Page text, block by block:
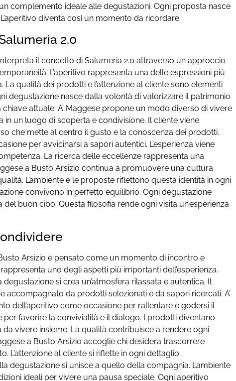
complemento ideale alle degustazioni. Ogni proposta nasce
diventa così un momento da ricordare.
2.0
il concetto di Salumeria 2.0 attraverso un approccio
L’aperitivo rappresenta una delle espressioni più
La qualità dei prodotti e l’attenzione al cliente sono elementi
degustazione nasce dalla volontà di valorizzare il patrimonio
attuale. A’ Maggese propone un modo diverso di vivere
in un luogo di scoperta e condivisione. Il cliente viene
che mette al centro il gusto e la conoscenza dei prodotti.
per avvicinarsi a sapori autentici. L’esperienza viene
La ricerca delle eccellenze rappresenta una
a Busto Arsizio continua a promuovere una cultura
L’ambiente e le proposte riflettono questa identità in ogni
convivono in perfetto equilibrio. Ogni degustazione
buon cibo. Questa filosofia rende ogni visita un’esperienza
Busto Arsizio è pensato come un momento di incontro e
uno degli aspetti più importanti dell’esperienza.
si crea un’atmosfera rilassata e autentica. Il
accompagnato da prodotti selezionati e da sapori ricercati. A’
dell’aperitivo come occasione per rallentare e godersi il
favorire la convivialità e il dialogo. I prodotti diventano
da vivere insieme. La qualità contribuisce a rendere ogni
a Busto Arsizio accoglie chi desidera trascorrere
L’attenzione al cliente si riflette in ogni dettaglio
degustazione si unisce a quello della compagnia. L’ambiente
ideali per vivere una pausa speciale. Ogni aperitivo